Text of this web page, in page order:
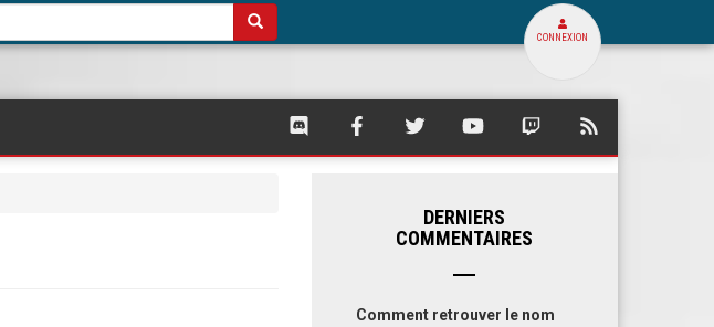
CONNEXION
SQUARE
SQUARE SQUARE SQUARE SQUARE
DERNIERS
COMMENTAIRES
Comment retrouver le nom